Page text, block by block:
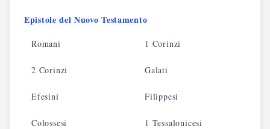
Epistole del Nuovo Testamento
Romani 1 Corinzi
2 Corinzi Galati
Efesini Filippesi
Colossesi 1 Tessalonicesi